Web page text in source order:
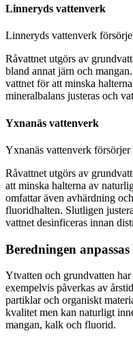
Linneryds vattenverk
Linneryds vattenverk
Råvattnet utgörs av
bland annat järn och
vattnet för att minska
mineralbalans justeras och
Yxnanäs vattenverk
Yxnanäs vattenverk försörjer
Råvattnet utgörs av
att minska halterna av
omfattar även avhärdning
fluoridhalten. Slutligen
vattnet desinficeras innan
Beredningen
Ytvatten och grundvatten
exempelvis påverkas av
partiklar och organiskt
kvalitet men kan naturligt
mangan, kalk och fluorid.